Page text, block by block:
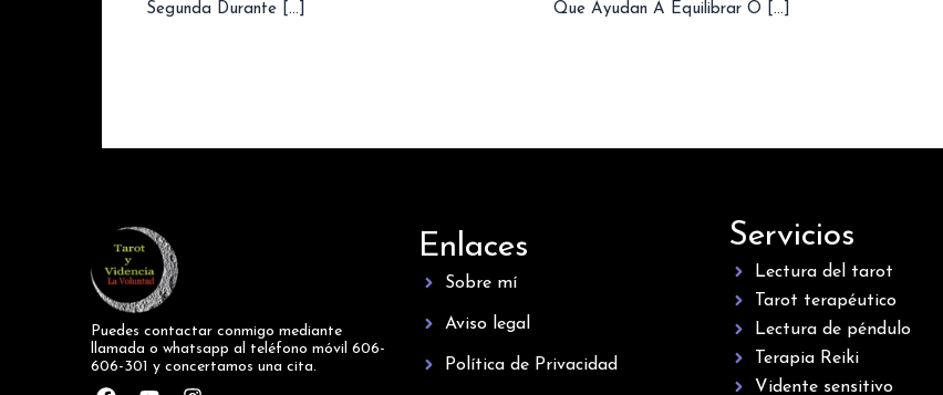
Segunda Durante […]
Que Ayudan A Equilibrar O […]
Puedes contactar conmigo mediante
llamada o whatsapp al teléfono móvil 606-
606-301 y concertamos una cita.
F Y I
Enlaces
Sobre mí
Aviso legal
Política de Privacidad
Servicios
Lectura del tarot
Tarot terapéutico
Lectura de péndulo
Terapia Reiki
Vidente sensitivo